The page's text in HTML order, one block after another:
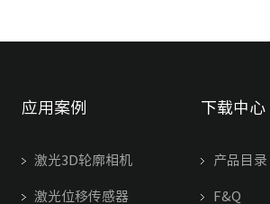
应用案例
激光3D轮廓相机
激光位移传感器
下载中心
产品目录
F&Q